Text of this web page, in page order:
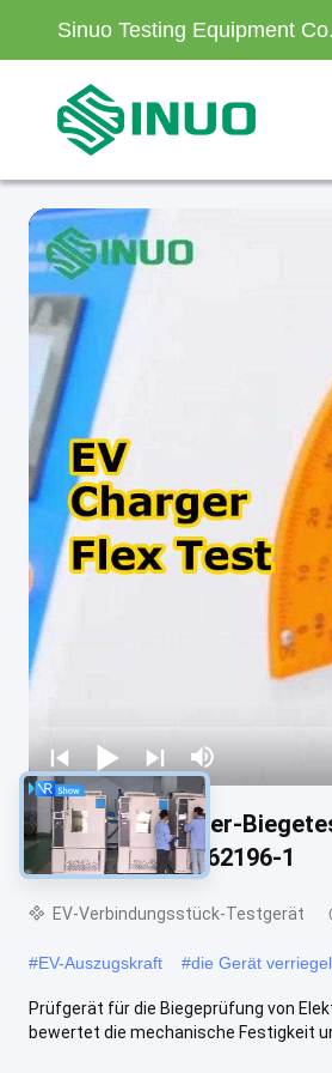
Sinuo Testing Equipment
EV-Steckverbinder-
konform mit IEC62196-1
EV-Verbindungsstück-Testgerät
#EV-Auszugskraft #die Gerät
Prüfgerät für die Biegeprüfung von
bewertet die mechanische Festigkeit